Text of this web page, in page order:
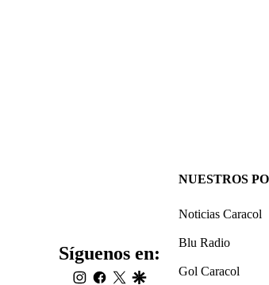
Síguenos en:
instagram
facebook
twittergoogle
NUESTROS
Noticias Caracol
Blu Radio
Gol Caracol